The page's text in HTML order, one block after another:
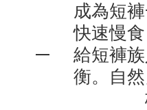
成為短
快速慢
給短褲
衡。自